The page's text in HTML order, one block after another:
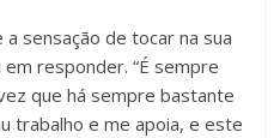
sensação de tocar na sua
responder. “É sempre
que há sempre bastante
trabalho e me apoia, e este